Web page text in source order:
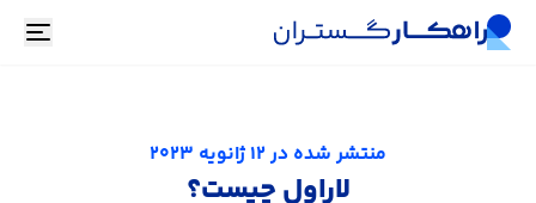
منتشر شده در12 ژانویه 2023
لاراول چیست؟